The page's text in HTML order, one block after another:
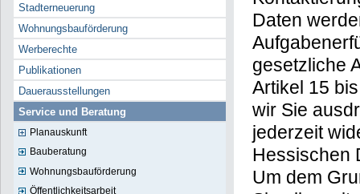
Stadterneuerung
Wohnungsbauförderung
Werberechte
Publikationen
Dauerausstellungen
Service und Beratung
Planauskunft
Bauberatung
Wohnungsbauförderung
Öffentlichkeitsarbeit
Daten
gesetzliche
Artikel 15
wir Sie
jederzeit
Hessischen
Um dem